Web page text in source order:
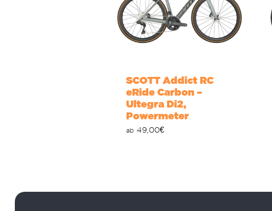
SCOTT Addict RC
eRide Carbon –
Ultegra Di2,
Powermeter
ab 49,00€